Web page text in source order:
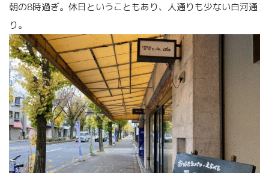
朝の8時過ぎ。休日ということもあり、人通りも少ない白河通
り。